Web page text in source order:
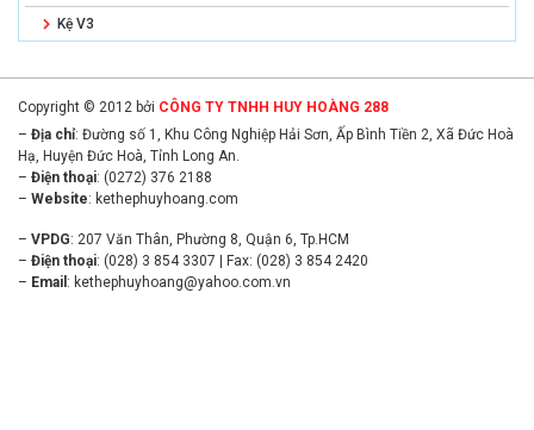
Kệ V3
Copyright © 2012 bởi CÔNG TY TNHH HUY HOÀNG 288
– Địa chỉ: Đường số 1, Khu Công Nghiệp Hải Sơn, Ấp Bình Tiền 2, Xã Đức Hoà
Hạ, Huyện Đức Hoà, Tỉnh Long An.
– Điện thoại: (0272) 376 2188
– Website: kethephuyhoang.com
– VPDG: 207 Văn Thân, Phường 8, Quận 6, Tp.HCM
– Điện thoại: (028) 3 854 3307 | Fax: (028) 3 854 2420
– Email : kethephuyhoang@yahoo.com.vn